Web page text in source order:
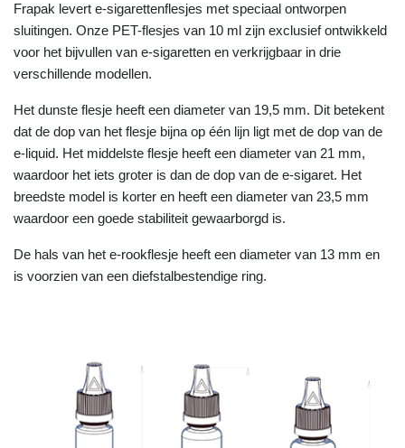
Frapak levert e-sigarettenflesjes met speciaal ontworpen
sluitingen. Onze PET-flesjes van 10 ml zijn exclusief ontwikkeld
voor het bijvullen van e-sigaretten en verkrijgbaar in drie
verschillende modellen.
Het dunste flesje heeft een diameter van 19,5 mm. Dit betekent
dat de dop van het flesje bijna op één lijn ligt met de dop van de
e-liquid. Het middelste flesje heeft een diameter van 21 mm,
waardoor het iets groter is dan de dop van de e-sigaret. Het
breedste model is korter en heeft een diameter van 23,5 mm
waardoor een goede stabiliteit gewaarborgd is.
De hals van het e-rookflesje heeft een diameter van 13 mm en
is voorzien van een diefstalbestendige ring.